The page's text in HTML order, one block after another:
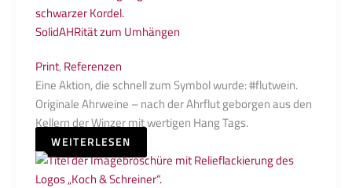
SolidAHRität zum Umhängen
Print,Referenzen
Eine Aktion, die schnell zum Symbol wurde: #flutwein.
Originale Ahrweine – nach der Ahrflut geborgen aus den
Kellern der Winzer mit wertigen Hang Tags.
WEITERLESEN